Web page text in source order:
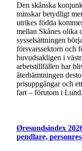
Den skånska
minskar betydligt
utrikes födda
mellan Skånes olika
sysselsättningen
försvarssektorn och
huvudsakligen i
arbetstillfällen har
återhämtningen
prisuppgångar och
fart – förutom i Lund.
Øresundsindex
pendlare,